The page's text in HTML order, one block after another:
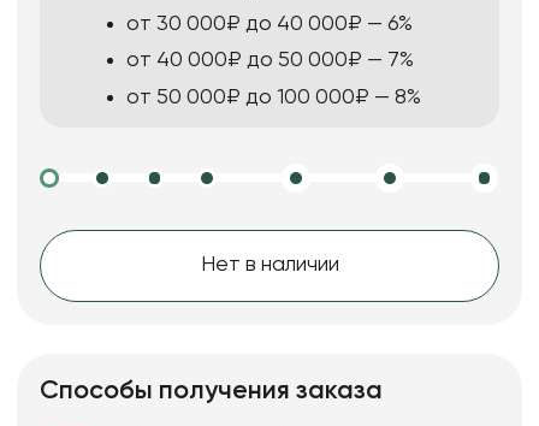
от 30 000₽ до 40 000₽ — 6%
от 40 000₽ до 50 000₽ — 7%
от 50 000₽ до 100 000₽ — 8%
Нет в наличии
Способы получения заказа